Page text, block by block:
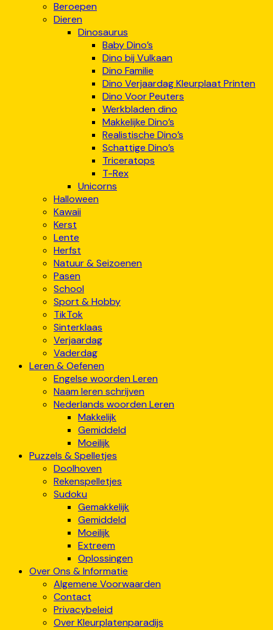
Beroepen
Dieren
Dinosaurus
Baby Dino’s
Dino bij Vulkaan
Dino Familie
Dino Verjaardag Kleurplaat Printen
Dino Voor Peuters
Werkbladen dino
Makkelijke Dino’s
Realistische Dino’s
Schattige Dino’s
Triceratops
T-Rex
Unicorns
Halloween
Kawaii
Kerst
Lente
Herfst
Natuur & Seizoenen
Pasen
School
Sport & Hobby
TikTok
Sinterklaas
Verjaardag
Vaderdag
Leren & Oefenen
Engelse woorden Leren
Naam leren schrijven
Nederlands woorden Leren
Makkelijk
Gemiddeld
Moeilijk
Puzzels & Spelletjes
Doolhoven
Rekenspelletjes
Sudoku
Gemakkelijk
Gemiddeld
Moeilijk
Extreem
Oplossingen
Over Ons & Informatie
Algemene Voorwaarden
Contact
Privacybeleid
Over Kleurplatenparadijs